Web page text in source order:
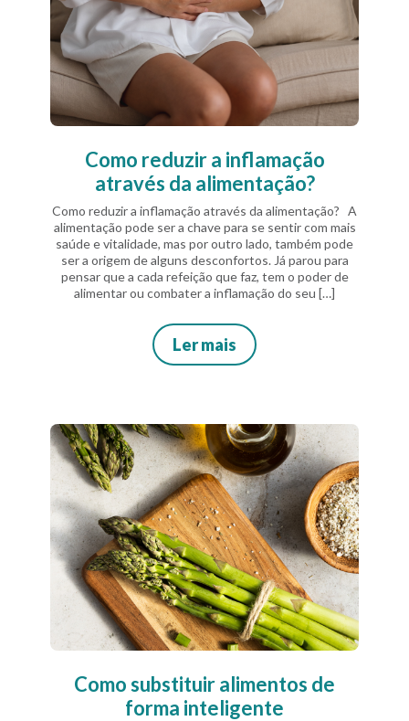
Como reduzir a inflamação
através da alimentação?
Como reduzir a inflamação através da alimentação? A
alimentação pode ser a chave para se sentir com mais
saúde e vitalidade, mas por outro lado, também pode
ser a origem de alguns desconfortos. Já parou para
pensar que a cada refeição que faz, tem o poder de
alimentar ou combater a inflamação do seu […]
Ler mais
Como substituir alimentos de
forma inteligente